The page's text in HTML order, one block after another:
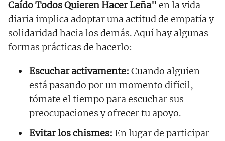
Caído Todos Quieren Hacer Leña" en la vida
diaria implica adoptar una actitud de empatía y
solidaridad hacia los demás. Aquí hay algunas
formas prácticas de hacerlo:
Escuchar activamente: Cuando alguien
está pasando por un momento difícil,
tómate el tiempo para escuchar sus
preocupaciones y ofrecer tu apoyo.
Evitar los chismes: En lugar de participar